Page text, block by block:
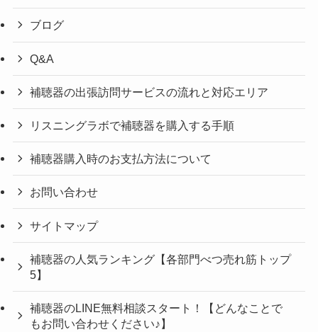
ブログ
Q&A
補聴器の出張訪問サービスの流れと対応エリア
リスニングラボで補聴器を購入する手順
補聴器購入時のお支払方法について
お問い合わせ
サイトマップ
補聴器の人気ランキング【各部門べつ売れ筋トップ
5】
補聴器のLINE無料相談スタート！【どんなことで
もお問い合わせください♪】